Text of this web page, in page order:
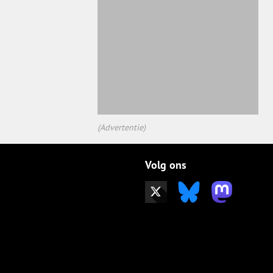
(Advertentie)
Volg ons